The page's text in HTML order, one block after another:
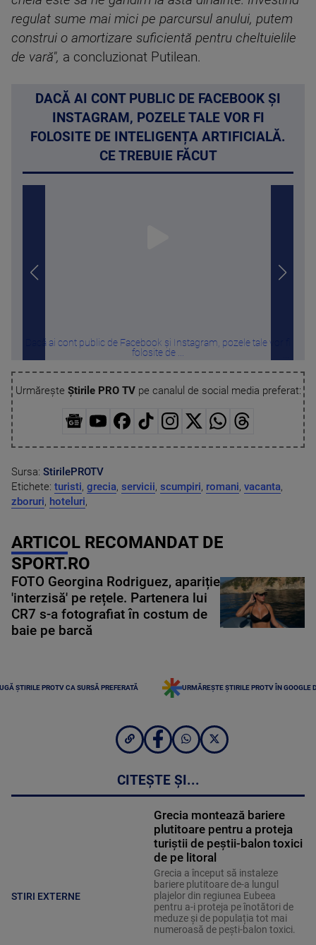
regulat sume mai mici pe parcursul anului, putem
construi o amortizare suficientă pentru cheltuielile
de vară", a concluzionat Putilean.
DACĂ AI CONT PUBLIC DE FACEBOOK ȘI
INSTAGRAM, POZELE TALE VOR FI
FOLOSITE DE INTELIGENȚA ARTIFICIALĂ.
CE TREBUIE FĂCUT
Dacă ai cont public de Facebook și Instagram, pozele tale vor fi
folosite de ...
Urmărește Știrile PRO TVpe canalul de social media preferat:
Sursa: StirilePROTV
Etichete: turisti, grecia, servicii, scumpiri, romani, vacanta,
zboruri, hoteluri,
ARTICOL RECOMANDAT DE
SPORT.RO
FOTO Georgina Rodriguez, apariție
'interzisă' pe rețele. Partenera lui
CR7 s-a fotografiat în costum de
baie pe barcă
ȘTIRILE PROTV CA SURSĂ PREFERATĂ URMĂREȘTE ȘTIRILE PROTV ÎN GOOGLE
CITEȘTE ȘI...
STIRI EXTERNE
Grecia montează bariere
plutitoare pentru a proteja
turiștii de peștii-balon toxici
de pe litoral
Grecia a început să instaleze
bariere plutitoare de-a lungul
plajelor din regiunea Eubeea
pentru a-i proteja pe înotători de
meduze și de populația tot mai
numeroasă de pești-balon toxici.